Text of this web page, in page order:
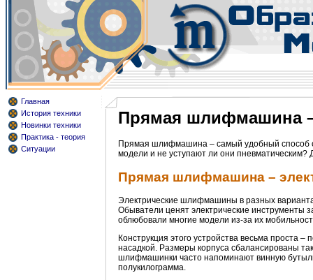
Главная
История техники
Новинки техники
Практика - теория
Ситуации
Прямая шлифмашина –
Прямая шлифмашина – самый удобный способ
модели и не уступают ли они пневматическим?
Прямая шлифмашина –
Электрические шлифмашины в разных
Обыватели ценят электрические инструменты
облюбовали многие модели из-за их
Конструкция этого устройства весьма проста
насадкой. Размеры корпуса сбалансированы
шлифмашинки часто напоминают винную
полукилограмма.